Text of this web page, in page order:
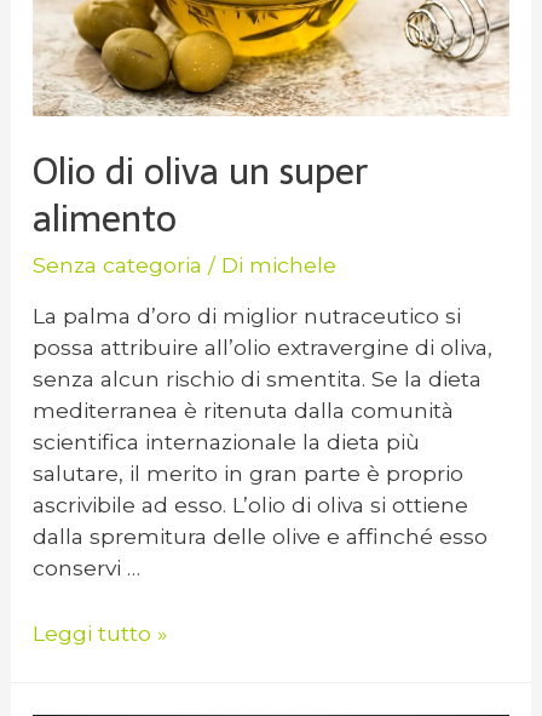
Olio di oliva un super
alimento
Senza categoria / Di michele
La palma d’oro di miglior nutraceutico si
possa attribuire all’olio extravergine di oliva,
senza alcun rischio di smentita. Se la dieta
mediterranea è ritenuta dalla comunità
scientifica internazionale la dieta più
salutare, il merito in gran parte è proprio
ascrivibile ad esso. L’olio di oliva si ottiene
dalla spremitura delle olive e affinché esso
conservi …
Leggi tutto »